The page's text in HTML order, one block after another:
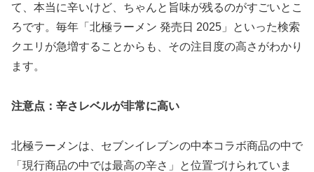
て、本当に辛いけど、ちゃんと旨味が残るのがすごいとこ
ろです。毎年「北極ラーメン 発売日 2025」といった検索
クエリが急増することからも、その注目度の高さがわかり
ます。
注意点：辛さレベルが非常に高い
北極ラーメンは、セブンイレブンの中本コラボ商品の中で
「現行商品の中では最高の辛さ」と位置づけられていま